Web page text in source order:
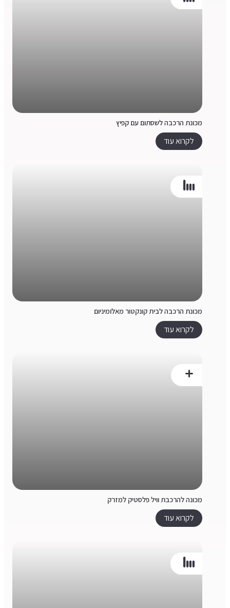
מכונת הרכבה לשסתום עם קפיץ
לקרוא עוד
מכונת הרכבה לבית קונקטור מאלומיניום
לקרוא עוד
מכונה להרכבת וויל פלסטיק למזרק
לקרוא עוד